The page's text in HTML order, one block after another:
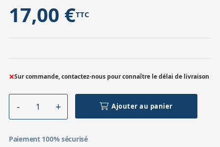
17,00 €TTC
×Sur commande, contactez-nous pour connaître le délai de livraison
Ajouter au panier
Paiement 100% sécurisé